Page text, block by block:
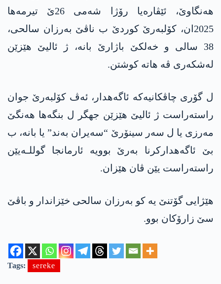
هەنگاوێ، ئێڤارەیا رۆژا شەمی 26ێ تیرمەها
2025ان، کۆلبەرێ کوردێ ب ناڤێ بەرزان سالحی،
38 سالی و خەلکێ باژارێ بانە، ژ ئالیێ هێزێن
لەشکەری ڤە هاتە کوشتن.
ل گۆری چاڤکانیەکە ئاگەهدار، ئەڤ کۆلبەرێ جوان
راستەراست ژ ئالیێ هێزێن جهگر ل بنگەها هەنگێ
مەرزی یا ل سەر سینۆرێ “سەیران بەند” یا بانە، ب
بێ ئاگەهدارکرنا بەرێ بوویە ئارمانجا گوللـەیێن
راستەراست یێن ڤان هێزان.
هێژایی گۆتنێ یە کو بەرزان سالحی خێزاندار و باڤێ
سێ زارۆکان بوو.
Tags: sereke